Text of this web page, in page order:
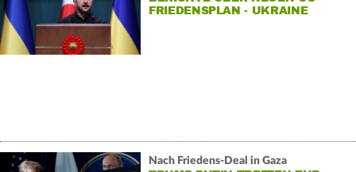
FRIEDENSPLAN - UKRAINE
Nach Friedens-Deal in Gaza